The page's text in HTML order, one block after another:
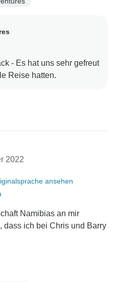
- Es hat uns sehr gefreut
2022
ansehen
Namibias an mir
dass ich bei Chris und Barry